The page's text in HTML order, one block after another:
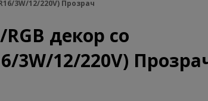
3W/12/220V) Прозрач
декор со
3W/12/220V)